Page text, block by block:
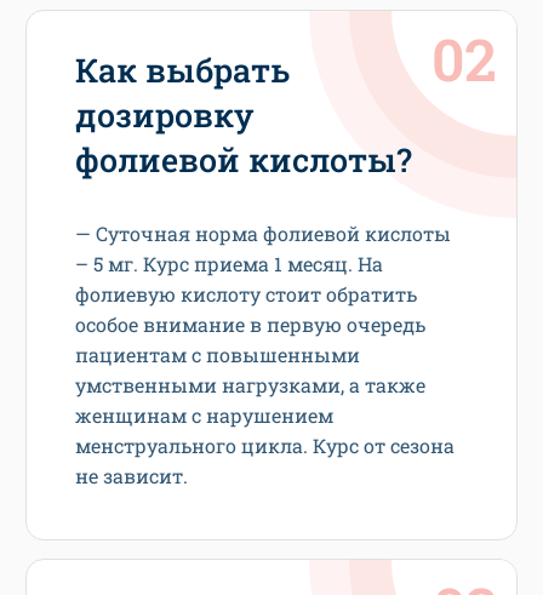
Как выбрать
дозировку
фолиевой кислоты?
— Суточная норма фолиевой кислоты
– 5 мг. Курс приема 1 месяц. На
фолиевую кислоту стоит обратить
особое внимание в первую очередь
пациентам с повышенными
умственными нагрузками, а также
женщинам с нарушением
менструального цикла. Курс от сезона
не зависит.